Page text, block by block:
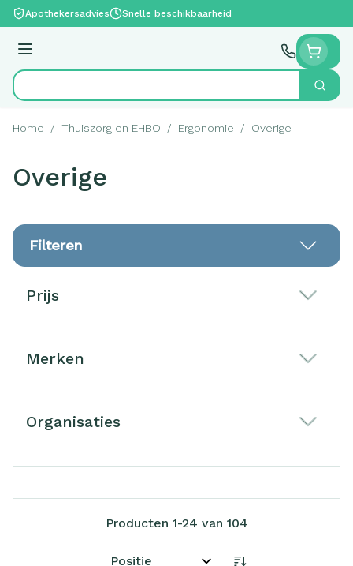
Ga naar de inhoud
Apothekersadvies Snelle beschikbaarheid
Menu
Product, merk, categorie... Zoek
Home / Thuiszorg en EHBO / Ergonomie / Overige
Overige
Filteren
Prijs
Merken
Organisaties
Producten 1-24 van 104